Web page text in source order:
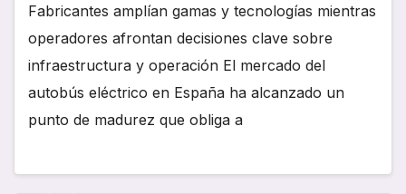
Fabricantes amplían gamas y tecnologías mientras
operadores afrontan decisiones clave sobre
infraestructura y operación El mercado del
autobús eléctrico en España ha alcanzado un
punto de madurez que obliga a